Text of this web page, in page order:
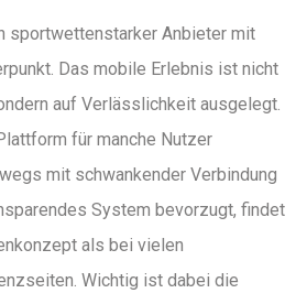
sportwettenstarker Anbieter mit
Das mobile Erlebnis ist nicht
auf Verlässlichkeit ausgelegt.
für manche Nutzer
mit schwankender Verbindung
System bevorzugt, findet
als bei vielen
Wichtig ist dabei die